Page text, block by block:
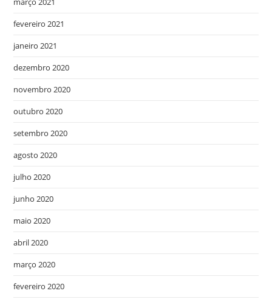
fevereiro 2021
janeiro 2021
dezembro 2020
novembro 2020
outubro 2020
setembro 2020
agosto 2020
julho 2020
junho 2020
maio 2020
abril 2020
março 2020
fevereiro 2020